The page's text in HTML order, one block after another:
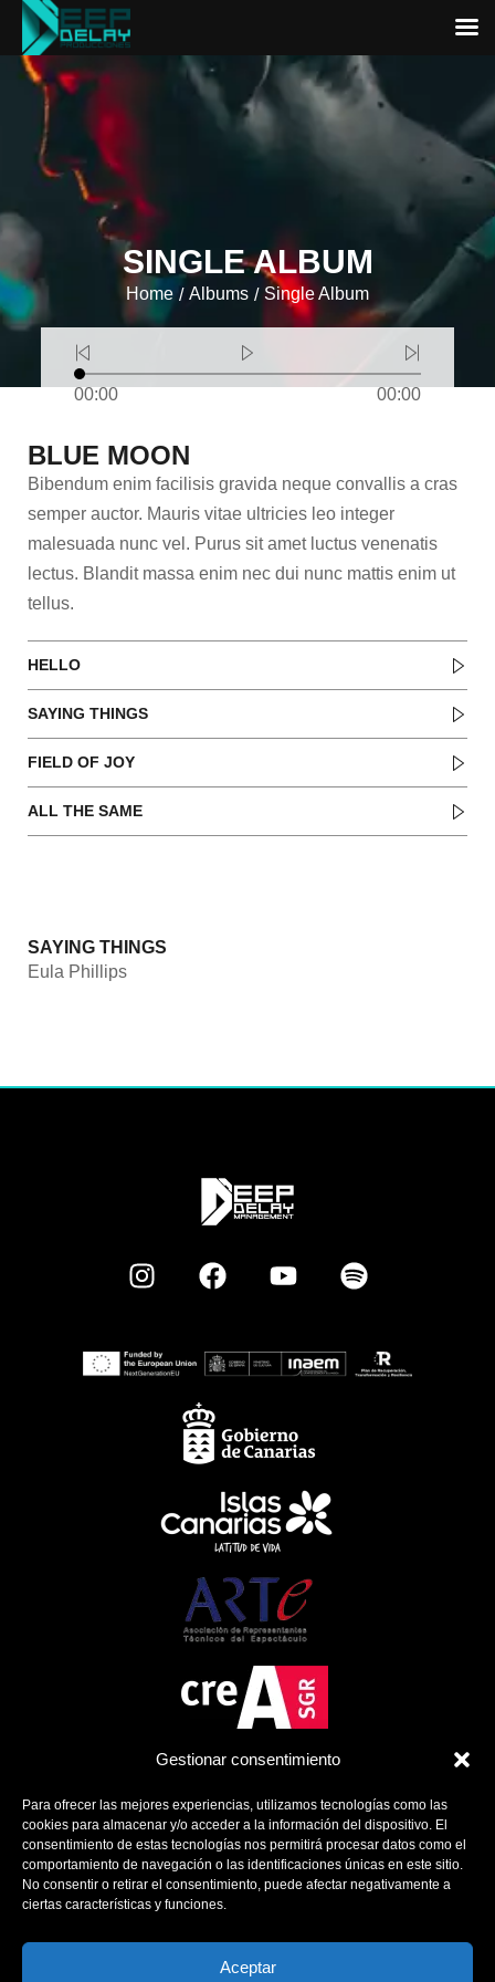
Gestionar consentimiento
Para ofrecer las mejores experiencias, utilizamos tecnologías como las
cookies para almacenar y/o acceder a la información del dispositivo. El
consentimiento de estas tecnologías nos permitirá procesar datos como el
comportamiento de navegación o las identificaciones únicas en este sitio.
No consentir o retirar el consentimiento, puede afectar negativamente a
ciertas características y funciones.
Aceptar
SINGLE ALBUM
Home / Albums / Single Album
00:00 00:00
BLUE MOON
Bibendum enim facilisis gravida neque convallis a cras
semper auctor. Mauris vitae ultricies leo integer
malesuada nunc vel. Purus sit amet luctus venenatis
lectus. Blandit massa enim nec dui nunc mattis enim ut
tellus.
HELLO
SAYING THINGS
FIELD OF JOY
ALL THE SAME
SAYING THINGS
Eula Phillips
Política de Cookies
Contacto